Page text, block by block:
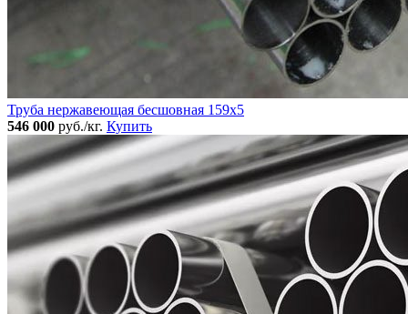
Труба нержавеющая бесшовная 159x5
546 000 руб./кг. Купить